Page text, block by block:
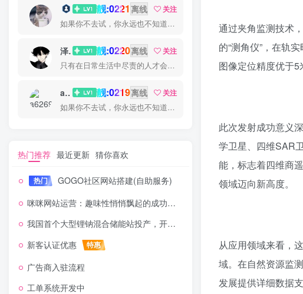
猫小白 靓:0221 离线
关注
如果你不去试，你永远也不知道结果，所以去试试吧
泽宇 靓:0220离线
关注
只有在日常生活中尽责的人才会在重大时刻尽责
a626911 靓:0219离线
关注
如果你不去试，你永远也不知道结果，所以去试试吧
热门推荐 最近更新 猜你喜欢
热门
GOGO社区网站搭建(自助服务)
咪咪网站运营：趣味性悄悄飘起的成功风头
我国首个大型锂钠混合储能站投产，开启储能新时代
新客认证优惠
特惠
广告商入驻流程
工单系统开发中
通过夹角监测技术
的“测角仪”，在轨
图像定位精度优于5
此次发射成功意义
学卫星、四维SAR
能，标志着四维商
领域迈向新高度。
从应用领域来看，
域。在自然资源监
发展提供详细数据